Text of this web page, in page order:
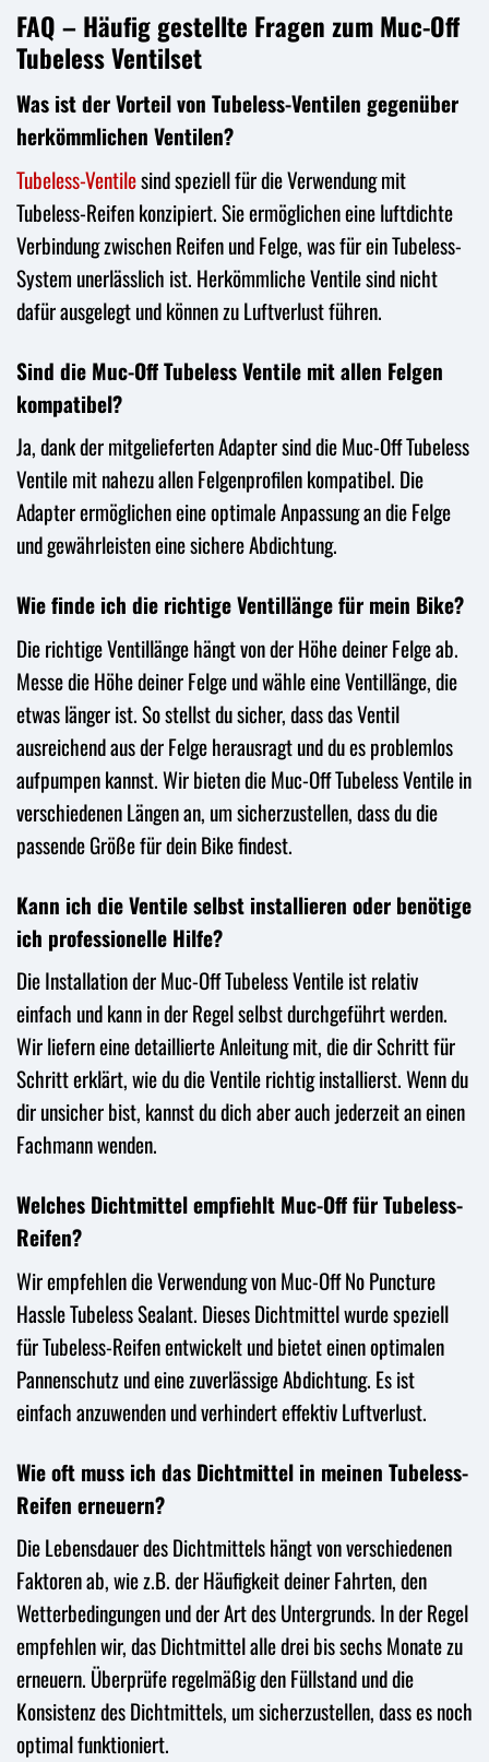
FAQ – Häufig gestellte Fragen zum Muc-Off
Tubeless Ventilset
Was ist der Vorteil von Tubeless-Ventilen gegenüber
herkömmlichen Ventilen?
Tubeless-Ventilesind speziell für die Verwendung mit
Tubeless-Reifen konzipiert. Sie ermöglichen eine luftdichte
Verbindung zwischen Reifen und Felge, was für ein Tubeless-
System unerlässlich ist. Herkömmliche Ventile sind nicht
dafür ausgelegt und können zu Luftverlust führen.
Sind die Muc-Off Tubeless Ventile mit allen Felgen
kompatibel?
Ja, dank der mitgelieferten Adapter sind die Muc-Off Tubeless
Ventile mit nahezu allen Felgenprofilen kompatibel. Die
Adapter ermöglichen eine optimale Anpassung an die Felge
und gewährleisten eine sichere Abdichtung.
Wie finde ich die richtige Ventillänge für mein Bike?
Die richtige Ventillänge hängt von der Höhe deiner Felge ab.
Messe die Höhe deiner Felge und wähle eine Ventillänge, die
etwas länger ist. So stellst du sicher, dass das Ventil
ausreichend aus der Felge herausragt und du es problemlos
aufpumpen kannst. Wir bieten die Muc-Off Tubeless Ventile in
verschiedenen Längen an, um sicherzustellen, dass du die
passende Größe für dein Bike findest.
Kann ich die Ventile selbst installieren oder benötige
ich professionelle Hilfe?
Die Installation der Muc-Off Tubeless Ventile ist relativ
einfach und kann in der Regel selbst durchgeführt werden.
Wir liefern eine detaillierte Anleitung mit, die dir Schritt für
Schritt erklärt, wie du die Ventile richtig installierst. Wenn du
dir unsicher bist, kannst du dich aber auch jederzeit an einen
Fachmann wenden.
Welches Dichtmittel empfiehlt Muc-Off für Tubeless-
Reifen?
Wir empfehlen die Verwendung von Muc-Off No Puncture
Hassle Tubeless Sealant. Dieses Dichtmittel wurde speziell
für Tubeless-Reifen entwickelt und bietet einen optimalen
Pannenschutz und eine zuverlässige Abdichtung. Es ist
einfach anzuwenden und verhindert effektiv Luftverlust.
Wie oft muss ich das Dichtmittel in meinen Tubeless-
Reifen erneuern?
Die Lebensdauer des Dichtmittels hängt von verschiedenen
Faktoren ab, wie z.B. der Häufigkeit deiner Fahrten, den
Wetterbedingungen und der Art des Untergrunds. In der Regel
empfehlen wir, das Dichtmittel alle drei bis sechs Monate zu
erneuern. Überprüfe regelmäßig den Füllstand und die
Konsistenz des Dichtmittels, um sicherzustellen, dass es noch
optimal funktioniert.